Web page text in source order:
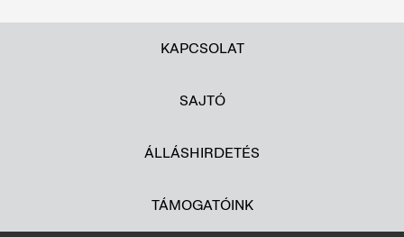
KAPCSOLAT
SAJTÓ
ÁLLÁSHIRDETÉS
TÁMOGATÓINK